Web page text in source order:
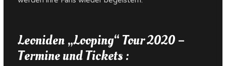
Leoniden „Looping“ Tour 2020 –
Termine und Tickets :